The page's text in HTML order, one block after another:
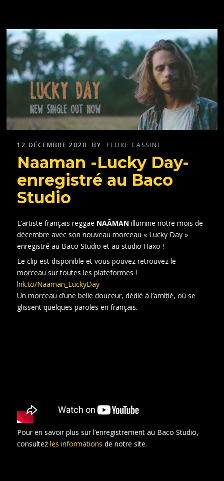
12 DÉCEMBRE 2020 BY FLORE CASSINI
Naaman -Lucky Day-
enregistré au Baco
Studio
L’artiste français reggae NAÂMAN illumine notre mois de
décembre avec son nouveau morceau « Lucky Day »
enregistré au Baco Studio et au studio Haxo !
Le clip est disponible et vous pouvez retrouvez le
morceau sur toutes les plateformes !
lnk.to/Naaman_LuckyDay
Un morceau d’une belle douceur, dédié à l’amitié, où se
glissent quelques paroles en français.
Pour en savoir plus sur l’enregistrement au Baco Studio,
consultezles informations de notre site.